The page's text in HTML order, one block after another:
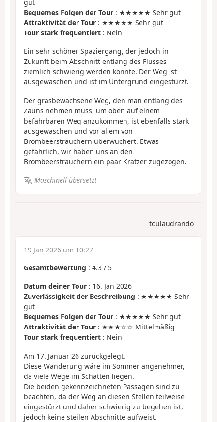
gut
Bequemes Folgen der Tour : ★★★★★ Sehr gut
Attraktivität der Tour : ★★★★★ Sehr gut
Tour stark frequentiert : Nein
Ein sehr schöner Spaziergang, der jedoch in
Zukunft beim Abschnitt entlang des Flusses
ziemlich schwierig werden könnte. Der Weg ist
ausgewaschen und ist im Untergrund eingestürzt.
Der grasbewachsene Weg, den man entlang des
Zauns nehmen muss, um oben auf einem
befahrbaren Weg anzukommen, ist ebenfalls stark
ausgewaschen und vor allem von
Brombeersträuchern überwuchert. Etwas
gefährlich, wir haben uns an den
Brombeersträuchern ein paar Kratzer zugezogen.
Maschinell übersetzt
toulaudrando
19 Jan 2026 um 10:27
Gesamtbewertung : 4.3 / 5
Datum deiner Tour : 16. Jan 2026
Zuverlässigkeit der Beschreibung : ★★★★★ Sehr
gut
Bequemes Folgen der Tour : ★★★★★ Sehr gut
Attraktivität der Tour : ★★★☆☆ Mittelmäßig
Tour stark frequentiert : Nein
Am 17. Januar 26 zurückgelegt.
Diese Wanderung wäre im Sommer angenehmer,
da viele Wege im Schatten liegen.
Die beiden gekennzeichneten Passagen sind zu
beachten, da der Weg an diesen Stellen teilweise
eingestürzt und daher schwierig zu begehen ist,
jedoch keine steilen Abschnitte aufweist.